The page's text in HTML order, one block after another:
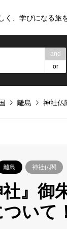
く、学びになる旅を
and
or
離島 神社仏
離島 神社仏閣
社』
いて